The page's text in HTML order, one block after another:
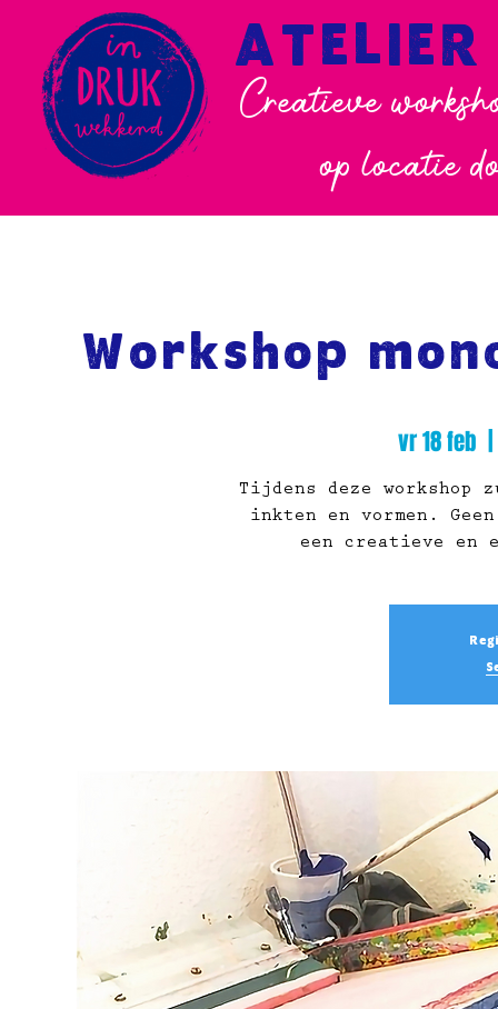
Creatieve
op locatie
Workshop
vr 18 feb
Tijdens deze workshop
inkten en vormen.
een creatieve en